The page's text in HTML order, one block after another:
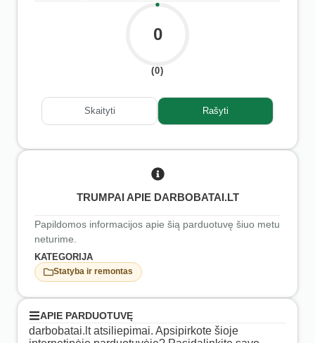
0
(0)
Skaityti Rašyti
TRUMPAI APIE DARBOBATAI.LT
Papildomos informacijos apie šią parduotuvę šiuo metu
neturime.
KATEGORIJA
Statyba ir remontas
APIE PARDUOTUVĘ
darbobatai.lt atsiliepimai. Apsipirkote šioje